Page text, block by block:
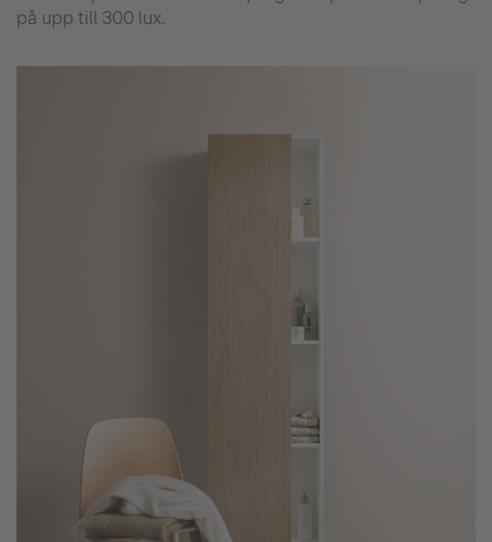
på upp till 300 lux.